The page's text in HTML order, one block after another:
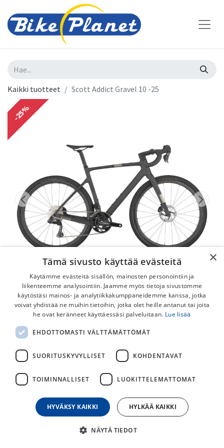
Kaikki tuotteet Scott Addict Gravel 10 -25
-25%
Scott Addict Gravel 10 -25
alustalla, siihen mahtuu leveät renkaat ja siinä on riittävästi
ja eväät. Tämä pyörä on äärimmäisen hyvännäköinen ja
4 299,00€ 5 699,00€
×
Tämä sivusto käyttää evästeitä
Käytämme evästeitä sisällön, mainosten personointiin ja
liikenteemme analysointiin. Jaamme myös tietoja sivustomme
käytöstäsi mainos- ja analytiikkakumppaneidemme kanssa, jotka
voivat yhdistää ne muihin tietoihin, jotka olet heille antanut tai joita
he ovat keränneet käyttäessäsi palveluitaan. Lue lisää
EHDOTTOMASTI VÄLTTÄMÄTTÖMÄT
SUORITUSKYVYLLISET KOHDENTAVAT
TOIMINNALLISET LUOKITTELEMATTOMAT
HYVÄKSY KAIKKI HYLKÄÄ KAIKKI
NÄYTÄ TIEDOT